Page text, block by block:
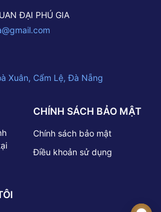
ĐẠI PHÚ GIA
Xuân, Cẩm Lệ, Đà Nẵng
CHÍNH SÁCH BẢO MẬT
Chính sách bảo mật
Điều khoản sử dụng